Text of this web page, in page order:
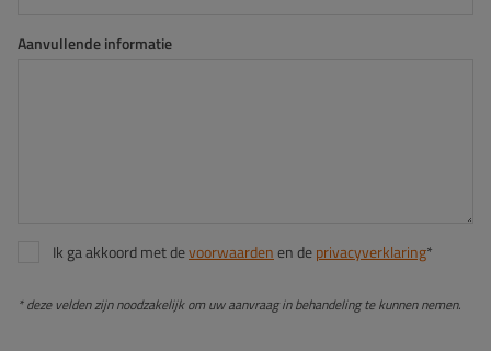
Aanvullende informatie
Ik ga akkoord met devoorwaardenen deprivacyverklaring*
* deze velden zijn noodzakelijk om uw aanvraag in behandeling te kunnen nemen.